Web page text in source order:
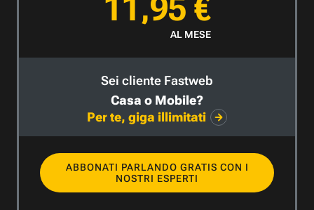
11,95 €
AL MESE
Sei cliente Fastweb
Casa o Mobile?
Per te, giga illimitati
ABBONATI PARLANDO GRATIS CON I
NOSTRI ESPERTI